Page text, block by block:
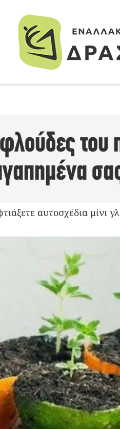
του
αυτοσχέδια μίνι